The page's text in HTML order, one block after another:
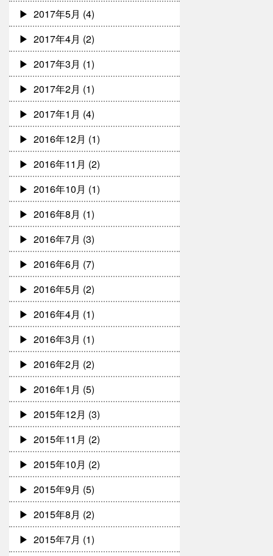
2017年5月 (4)
2017年4月 (2)
2017年3月 (1)
2017年2月 (1)
2017年1月 (4)
2016年12月 (1)
2016年11月 (2)
2016年10月 (1)
2016年8月 (1)
2016年7月 (3)
2016年6月 (7)
2016年5月 (2)
2016年4月 (1)
2016年3月 (1)
2016年2月 (2)
2016年1月 (5)
2015年12月 (3)
2015年11月 (2)
2015年10月 (2)
2015年9月 (5)
2015年8月 (2)
2015年7月 (1)